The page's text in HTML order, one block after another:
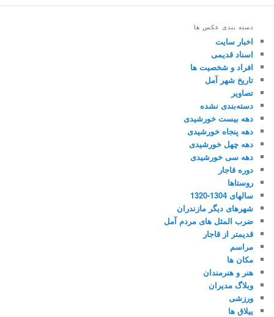
دسته بندی عکس ها
اخبار سایت
اسناد قدیمی
افراد و شخصیت ها
تاریخ شهر آمل
تصاویر
دسته‌بندی نشده
دهه بیست خورشیدی
دهه پنجاه خورشیدی
دهه چهل خورشیدی
دهه سی خورشیدی
دوره قاجار
روستاها
سالهای 1304-1320
شهرهای دیگر مازندران
ضرب المثل های مردم آمل
قدیمتر از قاجار
مراسم
مکان ها
هنر و هنرمندان
وبلاگ مدیران
ورزشی
ییلاق ها